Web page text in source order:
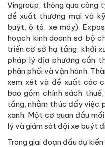
Vingroup, thông qua công
đề xuất thương mại và
buýt, ô tô, xe máy).
hoạch kinh doanh sơ bộ
triển cơ sở hạ tầng, khởi
pháp lý địa phương cần
phân phối và vận hành.
xem xét và đề xuất các
bao gồm chính sách
tầng, nhằm thúc đẩy việc
xanh. Một cơ quan đầu
lý và giám sát đội xe buýt
Trong giai đoạn đầu dự